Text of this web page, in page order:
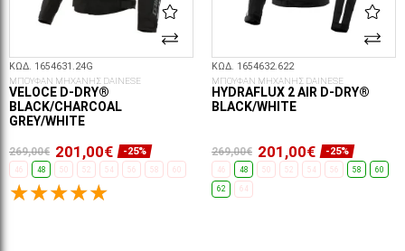
ΚΩΔ. 1654631.24G
ΜΠΟΥΦΑΝ ΜΗΧΑΝΗΣ DAINESE
VELOCE D-DRY®
BLACK/CHARCOAL
GREY/WHITE
269,00€ 201,00€ -25%
46 48 50 52 54 56 58 60
ΚΩΔ. 1654632.622
ΜΠΟΥΦΑΝ ΜΗΧΑΝΗΣ DAINESE
HYDRAFLUX 2 AIR D-DRY®
BLACK/WHITE
269,00€ 201,00€ -25%
46 48 50 52 54 56 58 60
62 64